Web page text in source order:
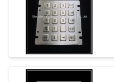
SUJET
NOUS